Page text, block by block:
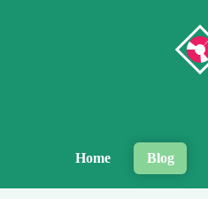
Home Blog